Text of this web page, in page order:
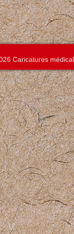
Caricatures